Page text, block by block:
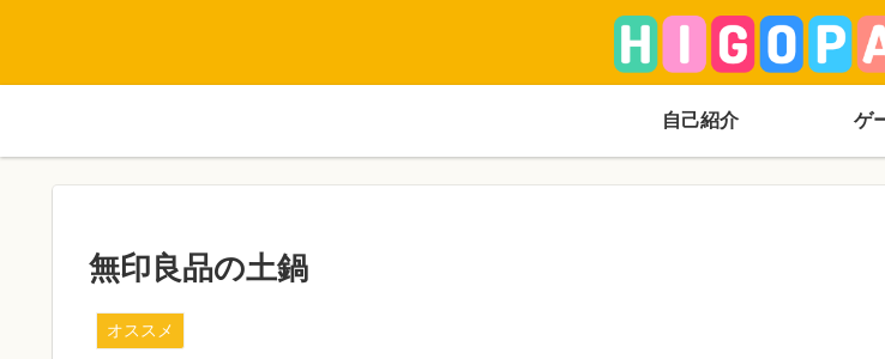
自己紹介 ゲ
無印良品の土鍋
オススメ